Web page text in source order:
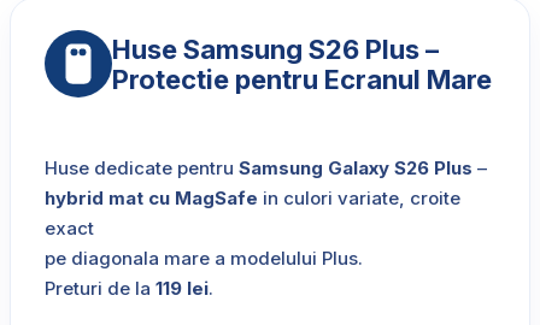
Huse Samsung S26 Plus –
Protectie pentru Ecranul Mare
Huse dedicate pentru Samsung Galaxy S26 Plus –
hybrid mat cu MagSafe in culori variate, croite
exact
pe diagonala mare a modelului Plus.
Preturi de la 119 lei.